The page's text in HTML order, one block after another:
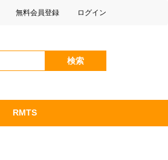
無料会員登録 ログイン
検索
RMTS